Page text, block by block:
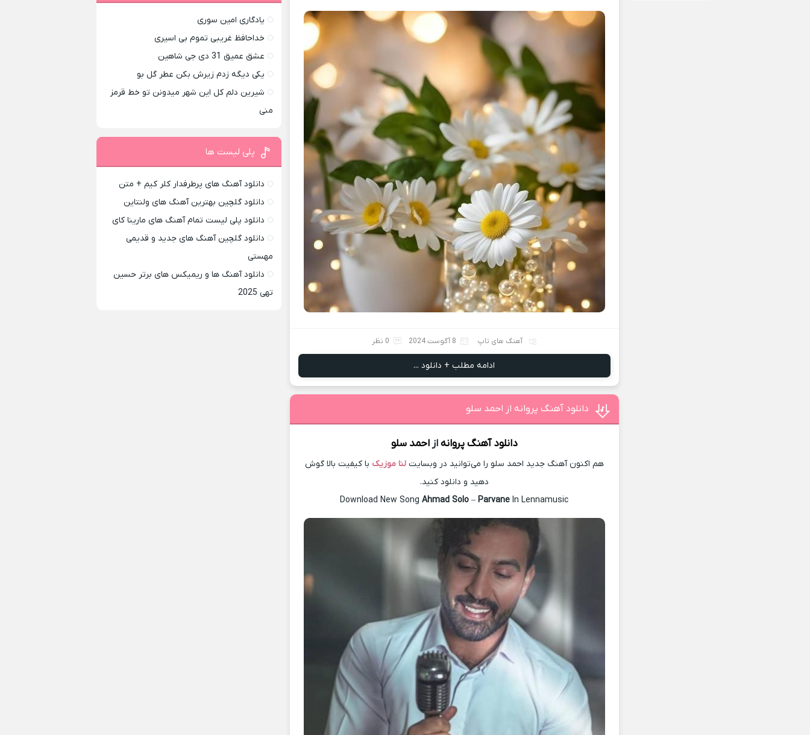
آهنگ های تاپ 8 آگوست 2024 0 نظر
ادامه مطلب + دانلود ...
دانلود آهنگ پروانه از احمد سلو
دانلود آهنگپروانهازاحمد سلو
هم اکنون آهنگ جدید احمد سلو را می‌توانید در وبسایتلنا موزیک با کیفیت بالا گوش
دهید و دانلود کنید.
Download New SongAhmad Solo –Parvane In Lennamusic
یادگاری امین سوری
خداحافظ غریبی تموم بی اسیری
عشق عمیق 31 دی جی شاهین
یکی دیگه زدم زیرش بکن عطر گل بو
شیرین دلم کل این شهر میدونن تو خط قرمز
منی
پلی لیست ها
دانلود آهنگ های پرطرفدار کلر کیم + متن
دانلود گلچین بهترین آهنگ های ولنتاین
دانلود پلی لیست تمام آهنگ های مارینا کای
دانلود گلچین آهنگ های جدید و قدیمی
مهستی
دانلود آهنگ ها و ریمیکس های برتر حسین
تهی 2025